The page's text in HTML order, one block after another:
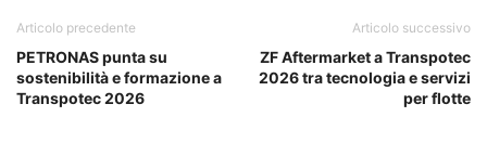
Articolo precedente
PETRONAS punta su
sostenibilità e formazione a
Transpotec 2026
Articolo successivo
ZF Aftermarket a Transpotec
2026 tra tecnologia e servizi
per flotte